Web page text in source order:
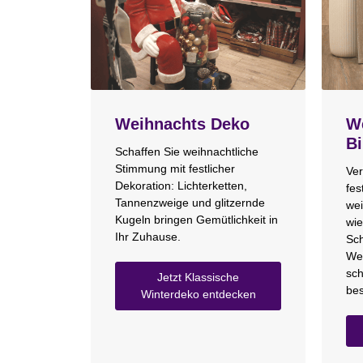
Weihnachts Deko
Schaffen Sie weihnachtliche
Stimmung mit festlicher
Dekoration: Lichterketten,
Tannenzweige und glitzernde
Kugeln bringen Gemütlichkeit in
Ihr Zuhause.
Jetzt Klassische
Winterdeko entdecken